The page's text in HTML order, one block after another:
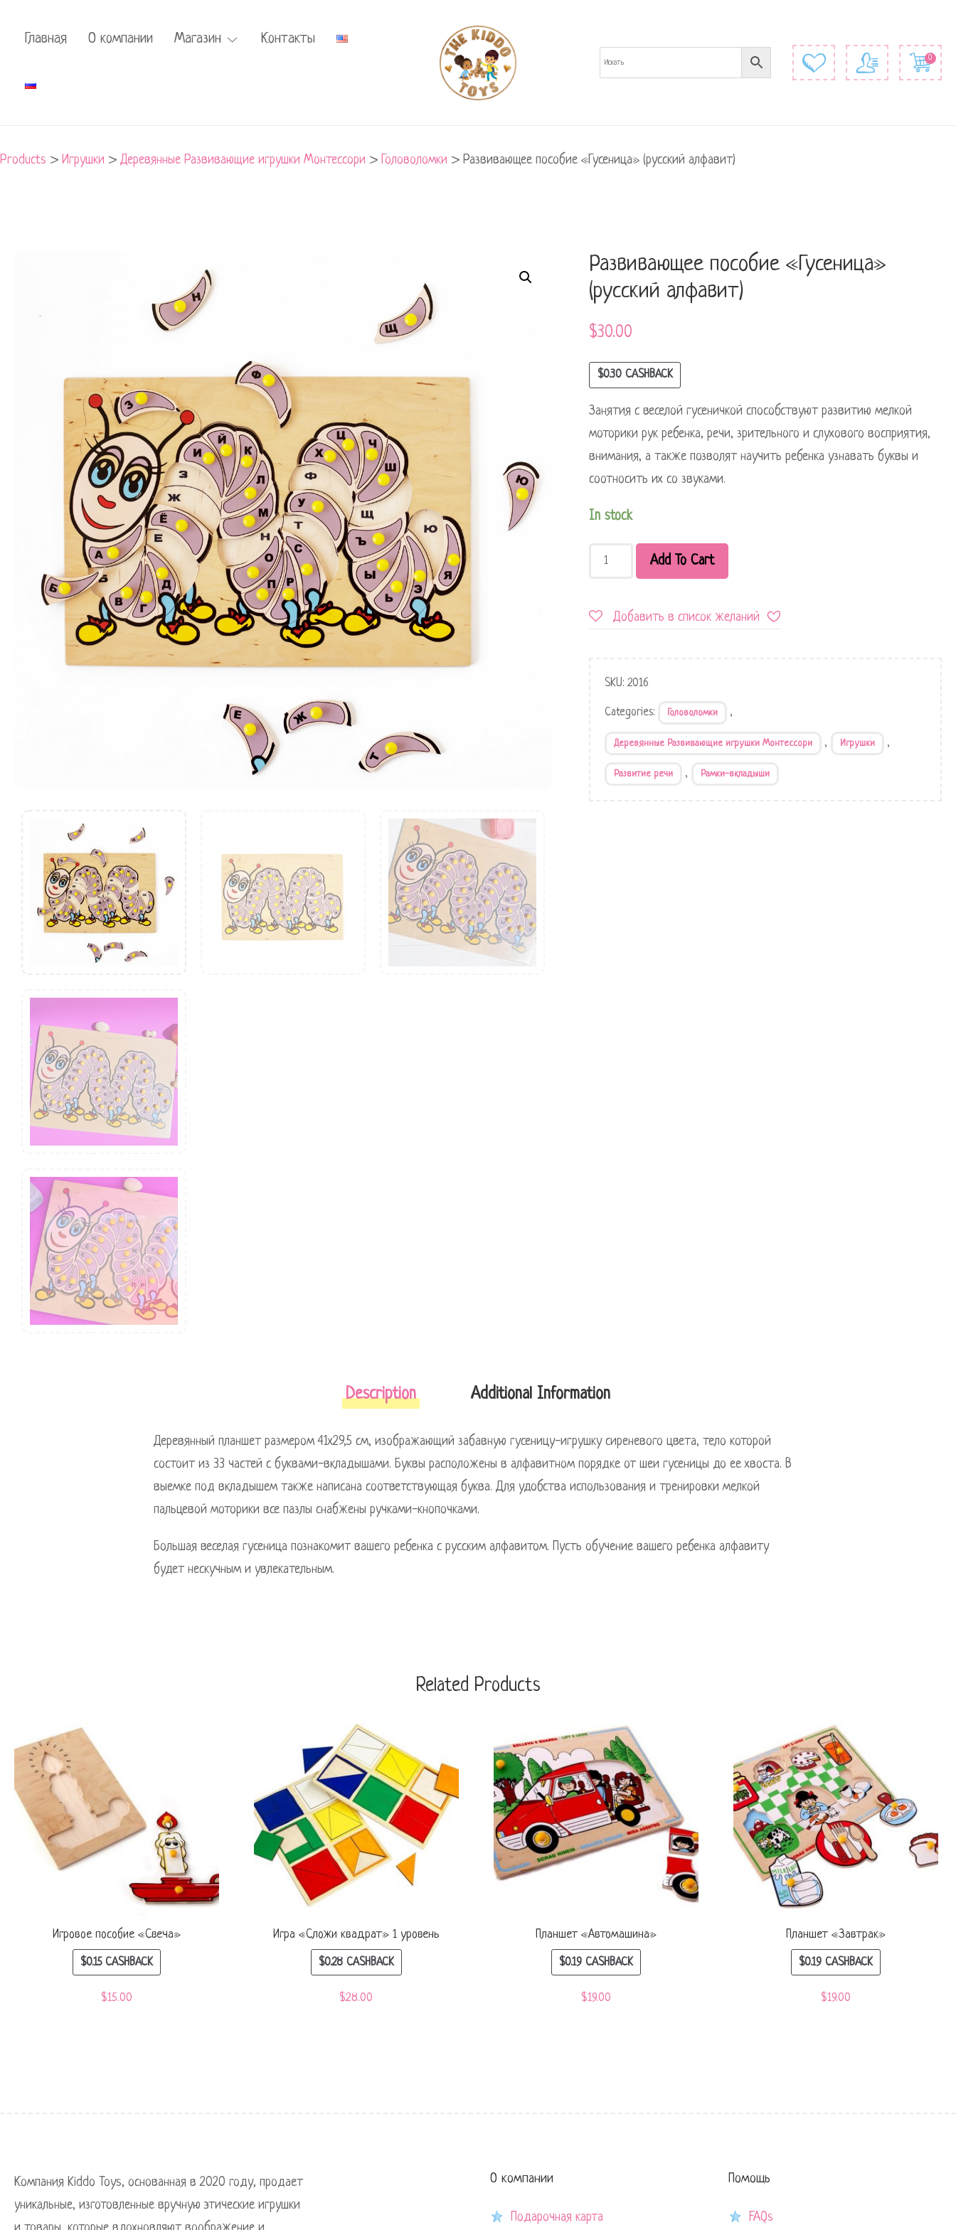
Главная О компании Магазин Контакты
0
Products > Игрушки > Деревянные Развивающие игрушки Монтессори > Головоломки > Развивающее пособие «Гусеница» (русский алфавит)
Развивающее пособие «Гусеница»
(русский алфавит)
$30.00
$0.30CASHBACK
Занятия с веселой гусеничкой способствуют развитию мелкой
моторики рук ребенка, речи, зрительного и слухового восприятия,
внимания, а также позволят научить ребенка узнавать буквы и
соотносить их со звуками.
In stock
Add To Cart
Добавить в список желаний
SKU:2016
Categories: Головоломки ,
Деревянные Развивающие игрушки Монтессори , Игрушки ,
Развитие речи , Рамки-вкладыши
Description Additional Information
Деревянный планшет размером 41х29,5 см, изображающий забавную гусеницу-игрушку сиреневого цвета, тело которой
состоит из 33 частей с буквами-вкладышами. Буквы расположены в алфавитном порядке от шеи гусеницы до ее хвоста. В
выемке под вкладышем также написана соответствующая буква. Для удобства использования и тренировки мелкой
пальцевой моторики все пазлы снабжены ручками-кнопочками.
Большая веселая гусеница познакомит вашего ребенка с русским алфавитом. Пусть обучение вашего ребенка алфавиту
будет нескучным и увлекательным.
Related Products
Игровое пособие «Свеча»
$0.15CASHBACK
$15.00
Игра «Сложи квадрат» 1 уровень
$0.28CASHBACK
$28.00
Планшет «Автомашина»
$0.19CASHBACK
$19.00
Планшет «Завтрак»
$0.19 CASHBACK
$19.00
Компания Kiddo Toys, основанная в 2020 году, продает
уникальные, изготовленные вручную этические игрушки
О компании
Подарочная карта
Помощь
FAQs